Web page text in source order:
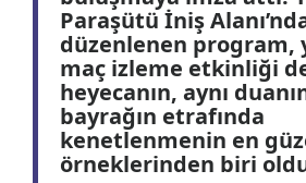
Paraşütü İniş
düzenlenen program,
maç izleme etkinliği
heyecanın, aynı
bayrağın etrafında
kenetlenmenin en
örneklerinden biri